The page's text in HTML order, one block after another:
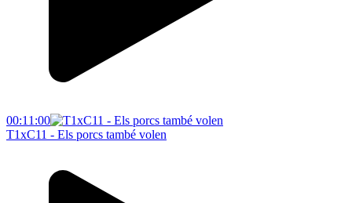
00:11:00
T1xC11 - Els porcs també volen